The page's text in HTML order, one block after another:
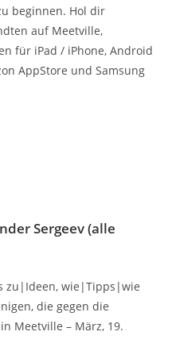
beginnen. Hol dir
auf Meetville,
für iPad / iPhone, Android
AppStore und Samsung
Sergeev(alle
zu|Ideen, wie|Tipps|wie
die gegen die
Meetville – März, 19.